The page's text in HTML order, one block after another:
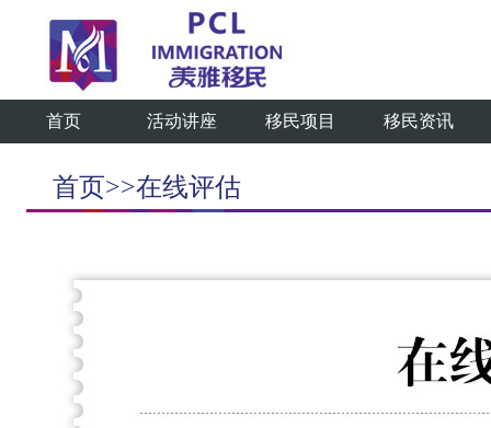
首页 活动讲座 移民项目 移民资讯
首页>>在线评估